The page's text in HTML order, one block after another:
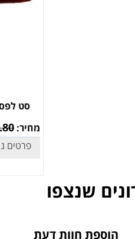
מחיר:
פרטים
שנצפו
הוספת חוות דעת